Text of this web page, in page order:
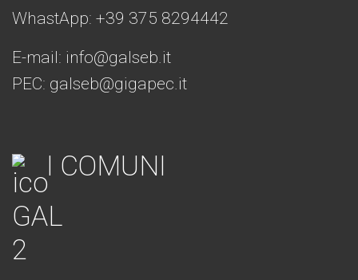
WhastApp: +39 375 8294442
E-mail: info@galseb.it
PEC: galseb@gigapec.it
I COMUNI